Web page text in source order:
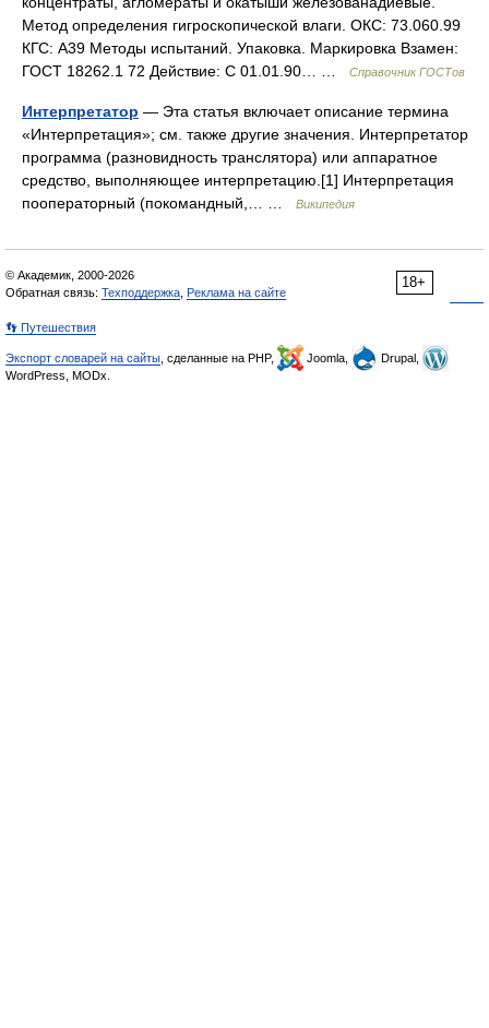
Метод определения гигроскопической влаги. ОКС: 73.060.99
КГС: А39 Методы испытаний. Упаковка. Маркировка Взамен:
ГОСТ 18262.1 72 Действие: С 01.01.90… …
Справочник ГОСТов
Интерпретатор — Эта статья включает описание термина
«Интерпретация»; см. также другие значения. Интерпретатор
программа (разновидность транслятора) или аппаратное
средство, выполняющее интерпретацию.[1] Интерпретация
пооператорный (покомандный,… …
Википедия
18+
© Академик, 2000-2026
Обратная связь: Техподдержка Реклама на сайте
👣 Путешествия
Экспорт словарей на сайты , сделанные на PHP, Joomla,
Drupal,
WordPress, MODx.